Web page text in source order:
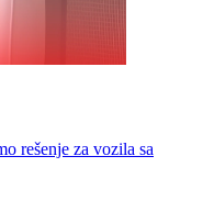
rešenje za vozila sa